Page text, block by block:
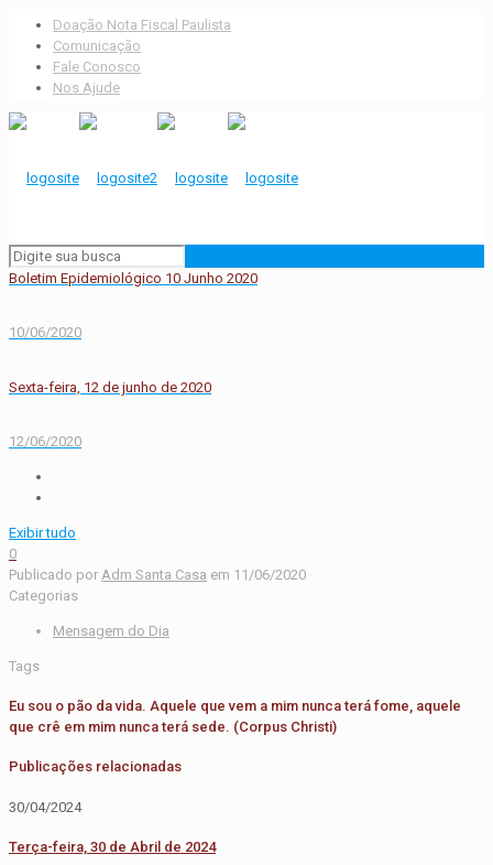
Doação Nota Fiscal Paulista
Comunicação
Fale Conosco
Nos Ajude
Boletim Epidemiológico 10 Junho 2020
10/06/2020
Sexta-feira, 12 de junho de 2020
12/06/2020
Exibir tudo
0
Publicado por Adm Santa Casa em 11/06/2020
Categorias
Mensagem do Dia
Tags
Eu sou o pão da vida. Aquele que vem a mim nunca terá fome, aquele
que crê em mim nunca terá sede. (Corpus Christi)
Publicações relacionadas
30/04/2024
Terça-feira, 30 de Abril de 2024